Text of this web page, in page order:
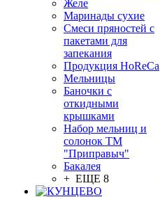
Желе
Маринады сухие
Смеси пряностей с
пакетами для
запекания
Продукция HoReCa
Мельницы
Баночки с
откидными
крышками
Набор мельниц и
солонок ТМ
"Приправыч"
Бакалея
+ ЕЩЕ 8